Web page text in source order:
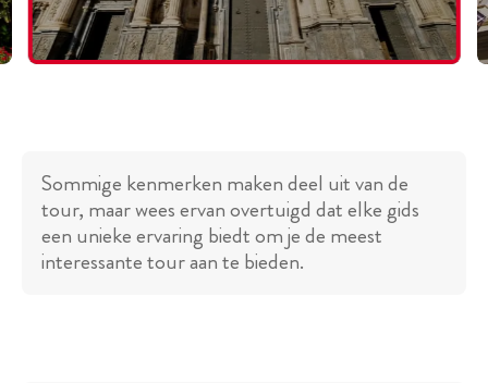
Sommige kenmerken maken deel uit van de
tour, maar wees ervan overtuigd dat elke gids
een unieke ervaring biedt om je de meest
interessante tour aan te bieden.